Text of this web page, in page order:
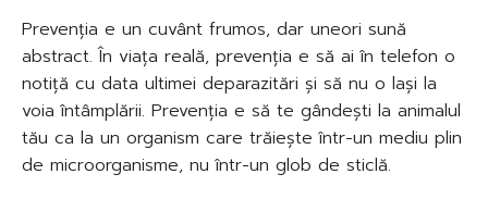
Prevenția e un cuvânt frumos, dar uneori sună
abstract. În viața reală, prevenția e să ai în telefon o
notiță cu data ultimei deparazitări și să nu o lași la
voia întâmplării. Prevenția e să te gândești la animalul
tău ca la un organism care trăiește într-un mediu plin
de microorganisme, nu într-un glob de sticlă.